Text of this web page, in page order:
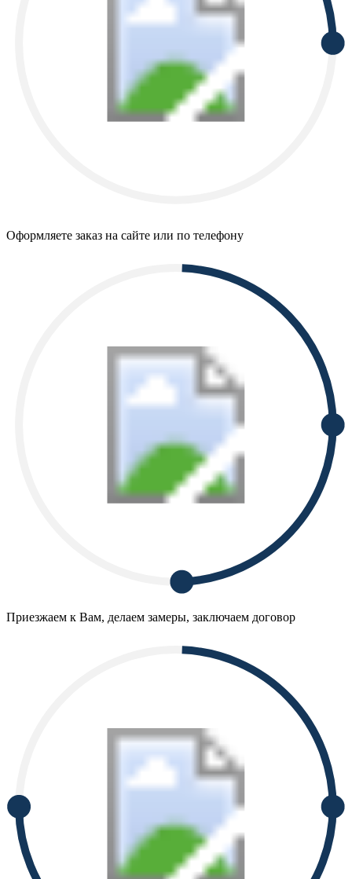
Оформляете заказ на сайте или по телефону
Приезжаем к Вам, делаем замеры, заключаем договор